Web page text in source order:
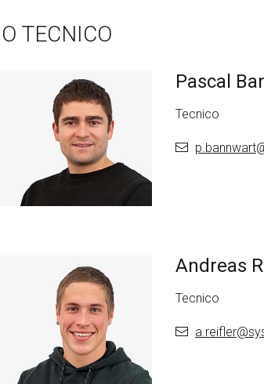
TECNICO
Pascal
Tecnico
Andreas
Tecnico
a.reifler@